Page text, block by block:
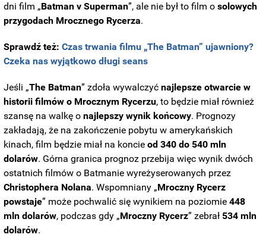
dni film „Batman v Superman”, ale nie był to film osolowych
przygodach Mrocznego Rycerza.
Sprawdź też:Czas trwania filmu „The Batman” ujawniony?
Czeka nas wyjątkowo długi seans
Jeśli „The Batman” zdoła wywalczyćnajlepsze otwarcie w
historii filmów o Mrocznym Rycerzu, to będzie miał również
szansę na walkę o najlepszy wynik końcowy. Prognozy
zakładają, że na zakończenie pobytu w amerykańskich
kinach, film będzie miał na koncieod 340 do 540 mln
dolarów. Górna granica prognoz przebija więc wynik dwóch
ostatnich filmów o Batmanie wyreżyserowanych przez
Christophera Nolana. Wspomniany „Mroczny Rycerz
powstaje” może pochwalić się wynikiem na poziomie448
mln dolarów, podczas gdy „Mroczny Rycerz” zebrał 534 mln
dolarów.